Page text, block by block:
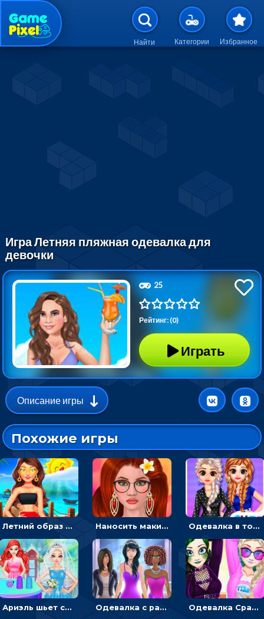
Перейти к основному
Найти Категории Избранное
Игра Летняя пляжная одевалка для
девочки
25
Рейтинг: (0)
Играть
Описание игры
Похожие игры
Летний образ для подруг: переодевать девочек для прогулки Наносить макияж и делать прическу для корейской принцессы Одевалка в точку и полоску: создавать образы для принцесс и фотографировать
Ариэль шьет свадебные платья для принцесс в салоне - одевалка Одевалка с разными стилями: переодевать, красить и выигрывать конкурс красоты Одевалка Сражение для девочек-принцесс: софт против гранжа